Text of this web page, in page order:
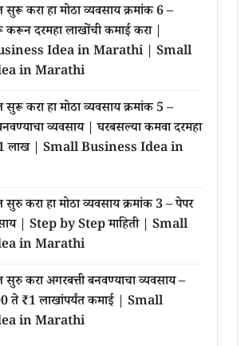
करा हा मोठा व्यवसाय क्रमांक 6 –
दरमहा लाखोंची कमाई करा |
Idea in Marathi | Small
in Marathi
करा हा मोठा व्यवसाय क्रमांक 5 –
व्यवसाय | घरबसल्या कमवा दरमहा
लाख | Small Business Idea in
करा हा मोठा व्यवसाय क्रमांक 3 – पेपर
| Step by Step माहिती | Small
in Marathi
करा अगरबत्ती बनवण्याचा व्यवसाय –
ते ₹1 लाखांपर्यंत कमाई | Small
in Marathi